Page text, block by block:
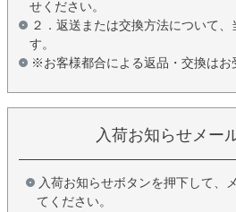
せください。
２．返送または交換方法について
す。
※お客様都合による返品・交換はお
入荷お知らせメー
入荷お知らせボタンを押下して、
てください。